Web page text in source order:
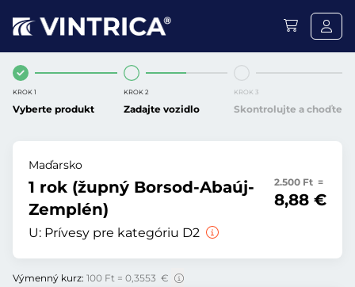
KROK 1
Vyberte produkt
KROK 2
Zadajte vozidlo
KROK 3
Skontrolujte a choďte
Maďarsko
1 rok (župný Borsod-Abaúj-
Zemplén)
U: Prívesy pre kategóriu D2
2.500 Ft =
8,88 €
Výmenný kurz: 100 Ft = 0,3553 €